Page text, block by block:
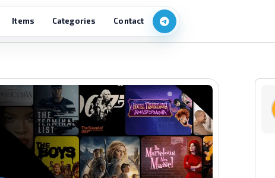
Items Categories Contact